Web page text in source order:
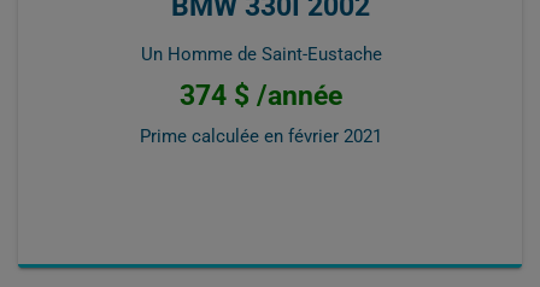
Un Homme de Saint-Eustache
374 $ /année
Prime calculée en février 2021